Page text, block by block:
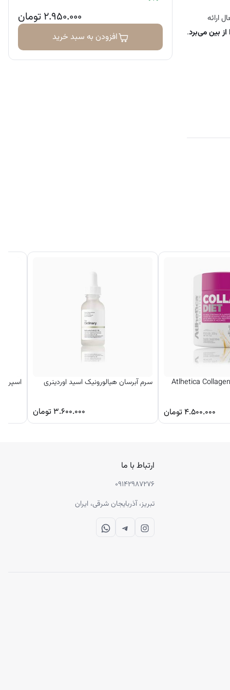
ارائه
از بین می‌برد.
۲.۹۵۰.۰۰۰تومان
افزودن به سبد خرید
کلاژن دایت اتلتیکا Atlhetica Collagen
۴.۵۰۰.۰۰۰ تومان
سرم آبرسان هیالورونیک اسید اوردینری
۳.۶۰۰.۰۰۰ تومان
اسپری
ارتباط با ما
۰۹۱۴۲۹۸۷۲۷۶
تبریز، آذربایجان شرقی، ایران
Instagram
Telegram
WhatsApp